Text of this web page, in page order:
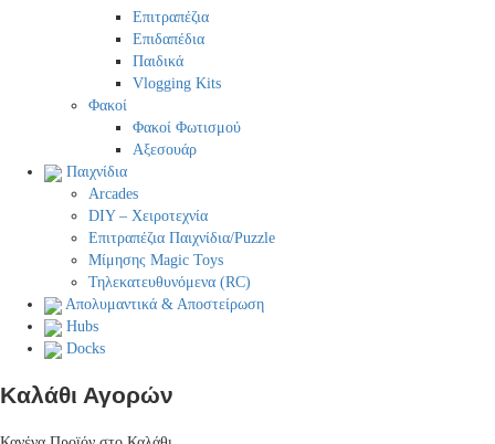
Επιτραπέζια
Επιδαπέδια
Παιδικά
Vlogging Kits
Φακοί
Φακοί Φωτισμού
Αξεσουάρ
Παιχνίδια
Arcades
DIY – Χειροτεχνία
Επιτραπέζια Παιχνίδια/Puzzle
Μίμησης Magic Toys
Τηλεκατευθυνόμενα (RC)
Απολυμαντικά & Αποστείρωση
Hubs
Docks
Καλάθι Αγορών